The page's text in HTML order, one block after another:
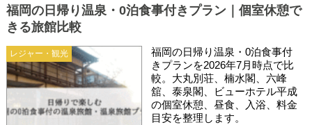
レジャー・観光
福岡の日帰り温泉・0泊食事付きプラン｜個室休憩で
きる旅館比較
福岡の日帰り温泉・0泊食事付
きプランを2026年7月時点で比
較。大丸別荘、楠水閣、六峰
舘、泰泉閣、ビューホテル平成
の個室休憩、昼食、入浴、料金
目安を整理します。